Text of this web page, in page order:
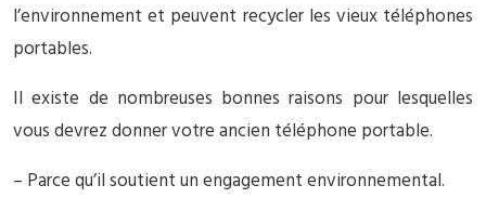
l’environnement et peuvent recycler les vieux téléphones
portables.
Il existe de nombreuses bonnes raisons pour lesquelles
vous devrez donner votre ancien téléphone portable.
– Parce qu’il soutient un engagement environnemental.